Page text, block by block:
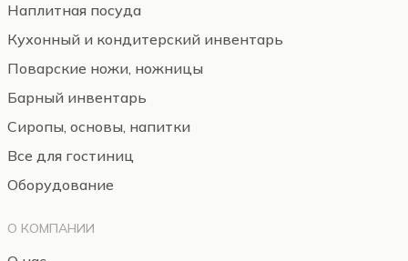
Наплитная посуда
Кухонный и кондитерский инвентарь
Поварские ножи, ножницы
Барный инвентарь
Сиропы, основы, напитки
Все для гостиниц
Оборудование
О КОМПАНИИ